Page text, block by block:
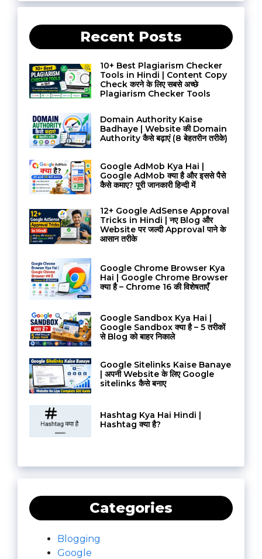
Recent Posts
10+ Best Plagiarism Checker
Tools in Hindi | Content Copy
Check करने के लिए सबसे अच्छे
Plagiarism Checker Tools
Domain Authority Kaise
Badhaye | Website की Domain
Authority कैसे बढ़ाएं (8 बेहतरीन तरीके)
Google AdMob Kya Hai |
Google AdMob क्या है और इससे पैसे
कैसे कमाए? पूरी जानकारी हिन्दी में
12+ Google AdSense Approval
Tricks in Hindi | नए Blog और
Website पर जल्दी Approval पाने के
आसान तरीके
Google Chrome Browser Kya
Hai | Google Chrome Browser
क्या है – Chrome 16 की विशेषताएँ
Google Sandbox Kya Hai |
Google Sandbox क्या है – 5 तरीकों
से Blog को बाहर निकाले
Google Sitelinks Kaise Banaye
| अपनी Website के लिए Google
sitelinks कैसे बनाए
Hashtag Kya Hai Hindi |
Hashtag क्या है?
Categories
Blogging
Google